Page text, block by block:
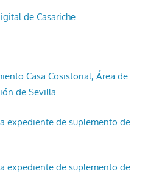
de Casariche
Casa Cosistorial, Área de
de Sevilla
expediente de suplemento de
expediente de suplemento de